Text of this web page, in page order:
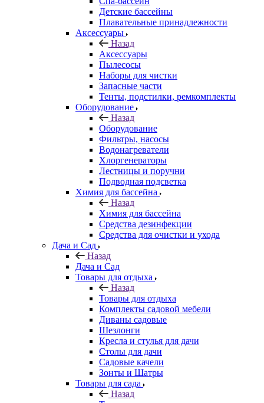
Детские бассейны
Плавательные принадлежности
Аксессуары
Назад
Аксессуары
Пылесосы
Наборы для чистки
Запасные части
Тенты, подстилки, ремкомплекты
Оборудование
Назад
Оборудование
Фильтры, насосы
Водонагреватели
Хлоргенераторы
Лестницы и поручни
Подводная подсветка
Химия для бассейна
Назад
Химия для бассейна
Средства дезинфекции
Средства для очистки и ухода
Дача и Сад
Назад
Дача и Сад
Товары для отдыха
Назад
Товары для отдыха
Комплекты садовой мебели
Диваны садовые
Шезлонги
Кресла и стулья для дачи
Столы для дачи
Садовые качели
Зонты и Шатры
Товары для сада
Назад